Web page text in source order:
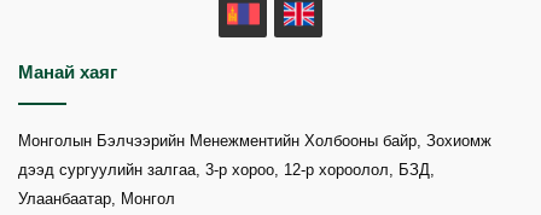
MN
Манай хаяг
Монголын Бэлчээрийн Менежментийн Холбооны байр, Зохиомж
дээд сургуулийн залгаа, 3-р хороо, 12-р хороолол, БЗД,
Улаанбаатар, Монгол